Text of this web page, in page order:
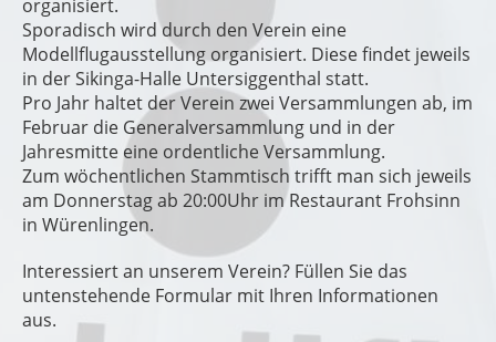
organisiert.
Sporadisch wird durch den Verein eine
Modellflugausstellung organisiert. Diese findet jeweils
in der Sikinga-Halle Untersiggenthal statt.
Pro Jahr haltet der Verein zwei Versammlungen ab, im
Februar die Generalversammlung und in der
Jahresmitte eine ordentliche Versammlung.
Zum wöchentlichen Stammtisch trifft man sich jeweils
am Donnerstag ab 20:00Uhr im Restaurant Frohsinn
in Würenlingen.
Interessiert an unserem Verein? Füllen Sie das
untenstehende Formular mit Ihren Informationen
aus.